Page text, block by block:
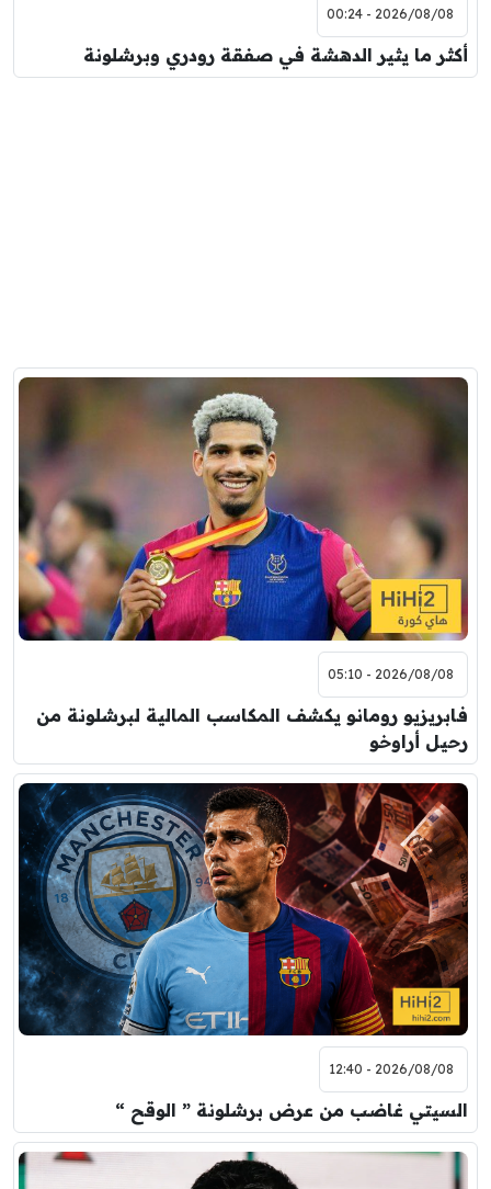
2026/08/08 - 00:24
أكثر ما يثير الدهشة في صفقة رودري وبرشلونة
2026/08/08 - 05:10
فابريزيو رومانو يكشف المكاسب المالية لبرشلونة من
رحيل أراوخو
2026/08/08 - 12:40
السيتي غاضب من عرض برشلونة ” الوقح “